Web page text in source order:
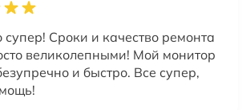
супер! Сроки и качество ремонта
великолепными! Мой монитор
и быстро. Все супер,